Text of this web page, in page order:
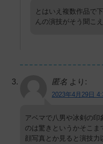
とはいえ複数作品で
んの演技がそう聞こ
匿名 より:
2023年4月29日
アベマで八男や冰剣の
のは驚きというかそこま
顔写真とか見ると演技